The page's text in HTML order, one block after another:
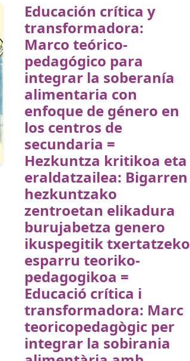
Educación crítica y
transformadora:
Marco teórico-
pedagógico para
integrar la soberanía
alimentaria con
enfoque de género en
los centros de
secundaria =
Hezkuntza kritikoa eta
eraldatzailea: Bigarren
hezkuntzako
zentroetan elikadura
burujabetza genero
ikuspegitik txertatzeko
esparru teoriko-
pedagogikoa =
Educació crítica i
transformadora: Marc
teoricopedagògic per
integrar la sobirania